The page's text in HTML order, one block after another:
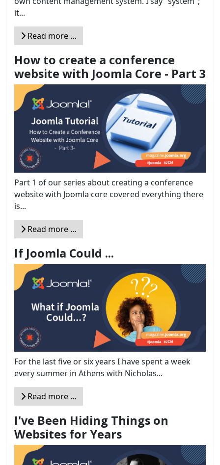
it...
Read more …
How to create a conference
website with Joomla Core - Part 3
Part 1 of our series about creating a conference
website with Joomla core covered everything there
is...
Read more …
If Joomla Could ...
For the last five or six years I have spent a week
every summer in Athens with Nicholas...
Read more …
I've Been Hiding Things on
Websites for Years